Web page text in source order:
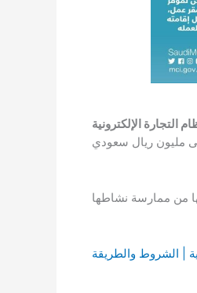
التجارة الإلكترونية
| الشروط والطريقة